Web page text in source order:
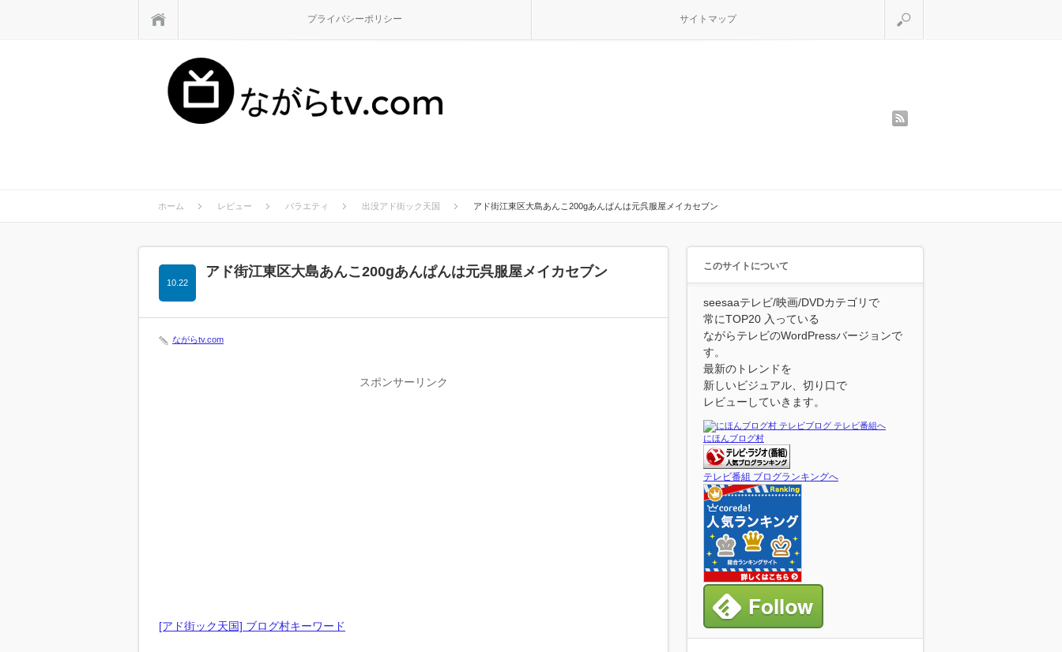
プライバシーポリシー サイトマップ
ホーム レビュー バラエティ 出没アド街ック天国 アド街江東区大島あんこ200gあんぱんは元呉服屋メイカセブン
アド街江東区大島あんこ200gあんぱんは元呉服屋メイカセブン
10.22
ながらtv.com
スポンサーリンク
[アド街ック天国] ブログ村キーワード
このサイトについて
seesaaテレビ/映画/DVDカテゴリで
常にTOP20 入っている
ながらテレビのWordPressバージョンで
す。
最新のトレンドを
新しいビジュアル、切り口で
レビューしていきます。
にほんブログ村
テレビ番組 ブログランキングへ